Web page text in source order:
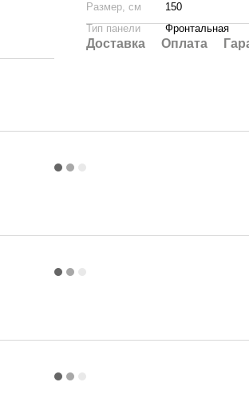
Размер, см
150
Тип панели
Фронтальная
Доставка Оплата